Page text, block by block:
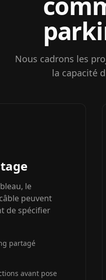
Nous cadrons les
la capacité
le
peuvent
de spécifier
partagé
avant pose